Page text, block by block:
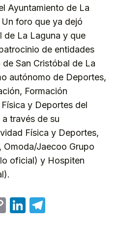
Ayuntamiento de La
foro que ya dejó
de La Laguna y que
de entidades
San Cristóbal de La
autónomo de Deportes,
Formación
y Deportes del
través de su
Física y Deportes,
Omoda/Jaecoo Grupo
oficial) y Hospiten
CopyLinkedIn